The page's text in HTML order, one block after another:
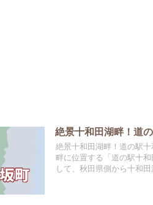
絶景十和田湖畔！道
絶景十和田湖畔！道の駅
畔に位置する「道の駅十
して、秋田県側から十和